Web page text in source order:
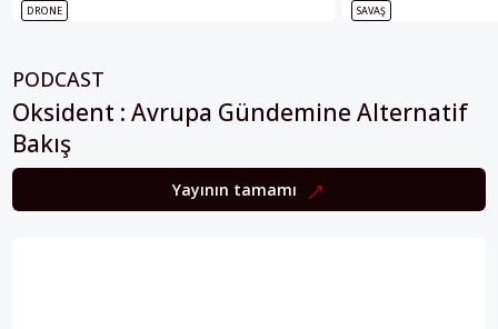
DRONE SAVAŞ
PODCAST
Oksident : Avrupa Gündemine Alternatif
Bakış
Yayının tamamı